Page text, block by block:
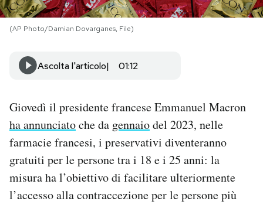
SHOP
CALENDARIO
Area Personale
Notifiche mobile
Regala il Post
Hai bisogno di aiuto?
Esci
(AP Photo/Damian Dovarganes, File)
Ascolta l'articolo 01:12
Giovedì il presidente francese Emmanuel Macron
ha annunciatoche da gennaiodel 2023, nelle
farmacie francesi, i preservativi diventeranno
gratuiti per le persone tra i 18 e i 25 anni: la
misura ha l’obiettivo di facilitare ulteriormente
l’accesso alla contraccezione per le persone più